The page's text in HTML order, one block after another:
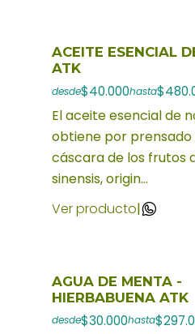
ACEITE ESENCIAL
ATK
desde$40.000hasta
El aceite esencial de
obtiene por
cáscara de los frutos
sinensis, origin...
Ver producto|
AGUA DE MENTA -
HIERBABUENA ATK
desde$30.000hasta